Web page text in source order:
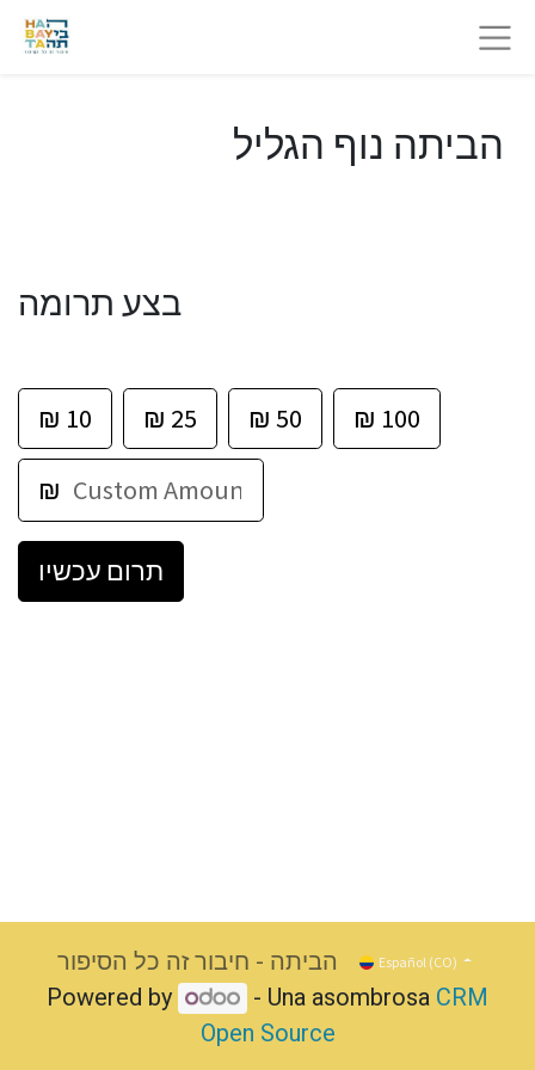
הביתה נוף הגליל
בצע תרומה
₪ 10 ₪ 25 ₪ 50 ₪ 100
₪
תרום עכשיו
הביתה - חיבור זה כל הסיפור Español (CO)
Powered by - Una asombrosa CRM
Open Source